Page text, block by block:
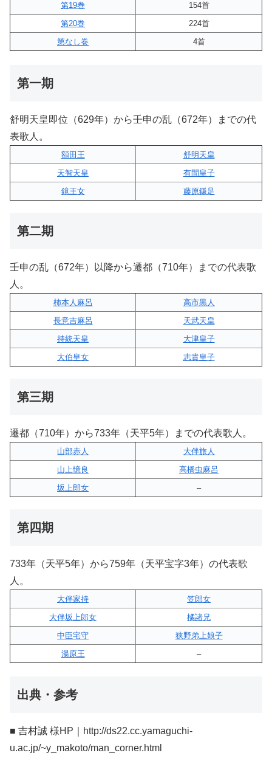
第19巻
154首
第20巻
224首
第なし巻
4首
第一期
舒明天皇即位（629年）から壬申の乱（672年）までの代
表歌人。
額田王
舒明天皇
天智天皇
有間皇子
鏡王女
藤原鎌足
第二期
壬申の乱（672年）以降から遷都（710年）までの代表歌
人。
柿本人麻呂
高市黒人
長意吉麻呂
天武天皇
持統天皇
大津皇子
大伯皇女
志貴皇子
第三期
遷都（710年）から733年（天平5年）までの代表歌人。
山部赤人
大伴旅人
山上憶良
高橋虫麻呂
坂上郎女
–
第四期
733年（天平5年）から759年（天平宝字3年）の代表歌
人。
大伴家持
笠郎女
大伴坂上郎女
橘諸兄
中臣宅守
狭野弟上娘子
湯原王
–
出典・参考
■ 吉村誠 様HP｜http://ds22.cc.yamaguchi-
u.ac.jp/~y_makoto/man_corner.html